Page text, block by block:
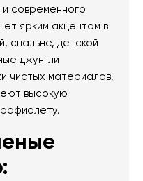
и современного
ярким акцентом в
спальне, детской
джунгли
чистых материалов,
высокую